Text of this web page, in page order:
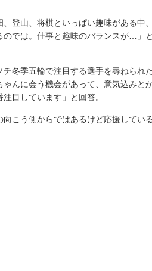
登山、将棋といっぱい趣味がある中
のでは。仕事と趣味のバランスが…」
冬季五輪で注目する選手を尋ねられ
ゃんに会う機会があって、意気込みと
目しています」と回答。
こう側からではあるけど応援してい